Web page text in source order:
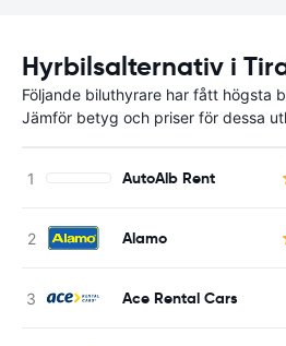
Hyrbilsalternativ i
Följande biluthyrare har fått högsta
Jämför betyg och priser för dessa
AutoAlb Rent
Alamo
Ace Rental Cars